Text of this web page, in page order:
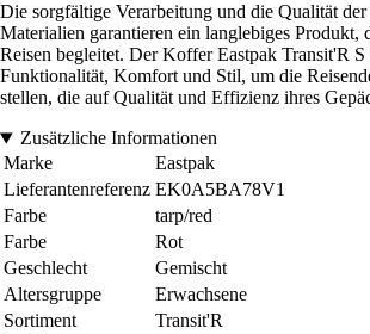
Die sorgfältige Verarbeitung und die Qualität der
Materialien garantieren ein langlebiges Produkt,
Reisen begleitet. Der Koffer Eastpak Transit'R
Funktionalität, Komfort und Stil, um die
stellen, die auf Qualität und Effizienz ihres
Zusätzliche Informationen
Marke
Eastpak
Lieferantenreferenz EK0A5BA78V1
Farbe
tarp/red
Farbe
Rot
Geschlecht
Gemischt
Altersgruppe
Erwachsene
Sortiment
Transit'R